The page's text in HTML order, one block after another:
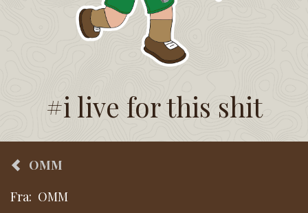
#i live for this shit
OMM
Fra: OMM